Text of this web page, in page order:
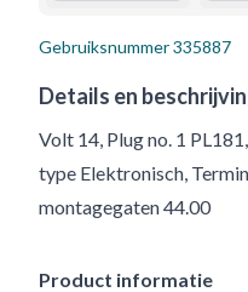
Gebruiksnummer335887
Details en
Volt 14, Plug no. 1
type Elektronisch,
montagegaten 44.00
Product informatie